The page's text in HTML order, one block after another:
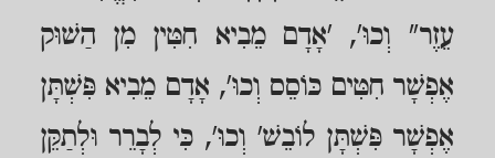
עֵזֶר" וְכוּ', 'אָדָם מֵבִיא חִטִּין מִן הַשׁוּק
אֶפְשָׁר חִטִּים כּוֹסֵס וְכוּ', אָדָם מֵבִיא פִּשְׁתָּן
אֶפְשָׁר פִּשְׁתָּן לוֹבֵשׁ' וְכוּ', כִּי לְבָרֵר וּלְתַקֵּן